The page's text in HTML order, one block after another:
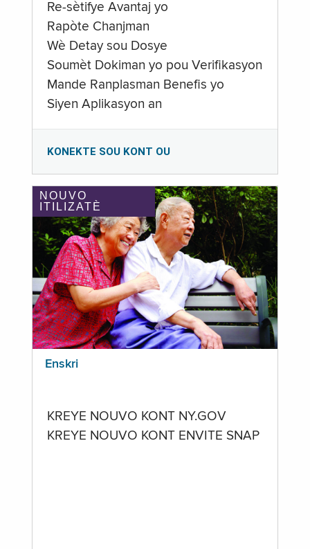
Re-sètifye Avantaj yo
Rapòte Chanjman
Wè Detay sou Dosye
Soumèt Dokiman yo pou Verifikasyon
Mande Ranplasman Benefis yo
Siyen Aplikasyon an
KONEKTE SOU KONT OU
NOUVO
ITILIZATÈ
Enskri
KREYE NOUVO KONT NY.GOV
KREYE NOUVO KONT ENVITE SNAP